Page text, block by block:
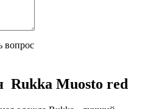
вопрос
Muosto red